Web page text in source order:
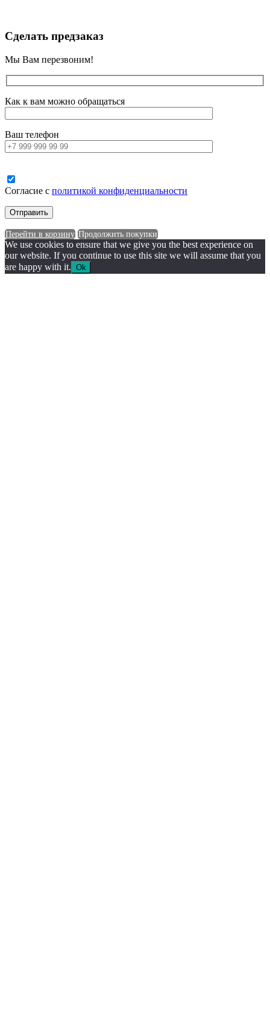
Сделать предзаказ
Мы Вам перезвоним!
Как к вам можно обращаться
Ваш телефон
Согласие с политикой конфиденциальности
Перейти в корзину Продолжить покупки
We use cookies to ensure that we give you the best experience on
our website. If you continue to use this site we will assume that you
are happy with it. Ok